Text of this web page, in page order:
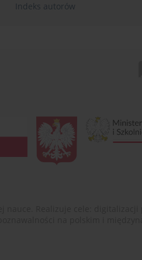
Indeks autorów